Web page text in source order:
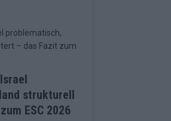
strukturell
ESC 2026